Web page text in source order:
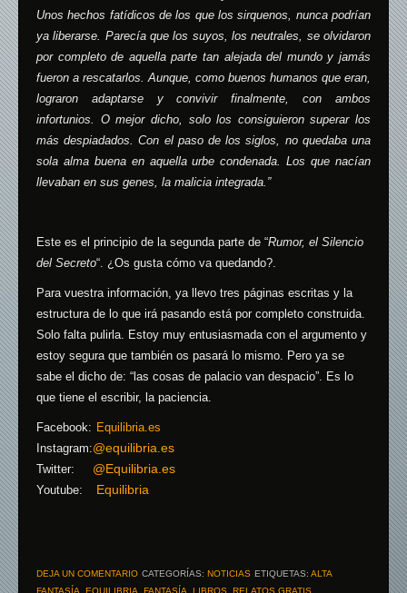
Unos hechos fatídicos de los que los sirquenos, nunca podrían
ya liberarse. Parecía que los suyos, los neutrales, se olvidaron
por completo de aquella parte tan alejada del mundo y jamás
fueron a rescatarlos. Aunque, como buenos humanos que eran,
lograron adaptarse y convivir finalmente, con ambos
infortunios. O mejor dicho, solo los consiguieron superar los
más despiadados. Con el paso de los siglos, no quedaba una
sola alma buena en aquella urbe condenada. Los que nacían
llevaban en sus genes, la malicia integrada.”
Este es el principio de la segunda parte de “Rumor, el Silencio
del Secreto“. ¿Os gusta cómo va quedando?.
Para vuestra información, ya llevo tres páginas escritas y la
estructura de lo que irá pasando está por completo construida.
Solo falta pulirla. Estoy muy entusiasmada con el argumento y
estoy segura que también os pasará lo mismo. Pero ya se
sabe el dicho de: “las cosas de palacio van despacio”. Es lo
que tiene el escribir, la paciencia.
Facebook: Equilibria.es
Instagram:@equilibria.es
Twitter: @Equilibria.es
Youtube: Equilibria
DEJA UN COMENTARIO CATEGORÍAS: NOTICIAS ETIQUETAS: ALTA
FANTASÍA
EQUILIBRIA FANTASÍA LIBROS RELATOS GRATIS